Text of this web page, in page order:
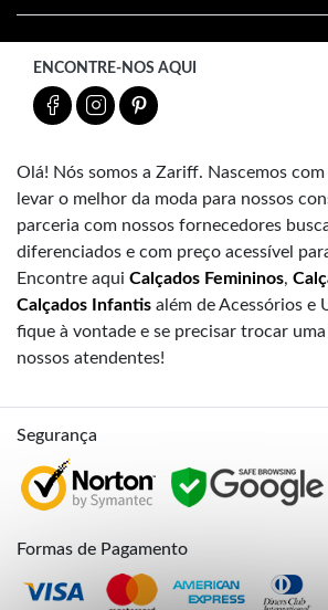
ENCONTRE-NOS AQUI
Olá! Nós somos a Zariff. Nascemos
levar o melhor da moda para nossos
parceria com nossos fornecedores
diferenciados e com preço acessível
Encontre aqui Calçados Femininos,
Calçados Infantis além de Acessórios e
fique à vontade e se precisar trocar
nossos atendentes!
Segurança
Formas de Pagamento